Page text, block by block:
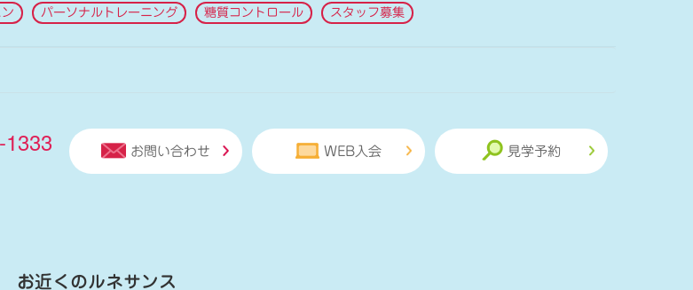
パーソナルトレーニング 糖質コントロール スタッフ募集
お問い合わせ WEB入会 見学予約
お近くのルネサンス